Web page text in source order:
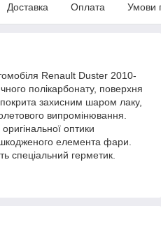
Доставка Оплата Умови
Renault Duster 2010-
полікарбонату, поверхня
захисним шаром лаку,
випромінювання.
оптики
елемента фари.
спеціальний герметик.